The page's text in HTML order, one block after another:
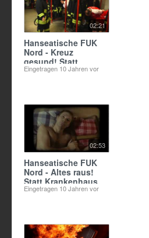
02:21
Hanseatische FUK
Nord - Kreuz
gesund! Statt
Rücken rund.
Eingetragen 10 Jahren vor
02:53
Hanseatische FUK
Nord - Altes raus!
Statt Krankenhaus.
Eingetragen 10 Jahren vor